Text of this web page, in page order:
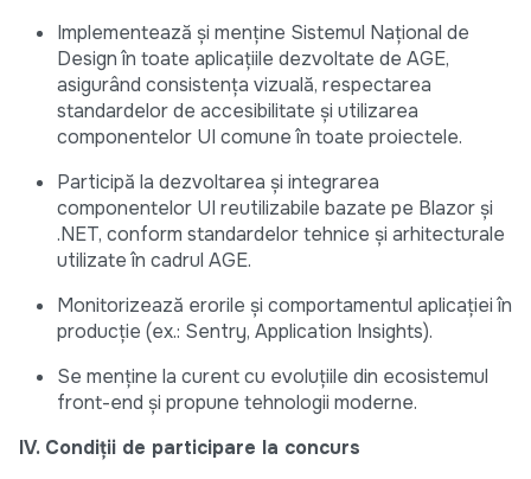
Implementează și menține Sistemul Național de
Design în toate aplicațiile dezvoltate de AGE,
asigurând consistența vizuală, respectarea
standardelor de accesibilitate și utilizarea
componentelor UI comune în toate proiectele.
Participă la dezvoltarea și integrarea
componentelor UI reutilizabile bazate pe Blazor și
.NET, conform standardelor tehnice și arhitecturale
utilizate în cadrul AGE.
Monitorizează erorile și comportamentul aplicației în
producție (ex.: Sentry, Application Insights).
Se menține la curent cu evoluțiile din ecosistemul
front-end și propune tehnologii moderne.
IV. Condiții de participare la concurs